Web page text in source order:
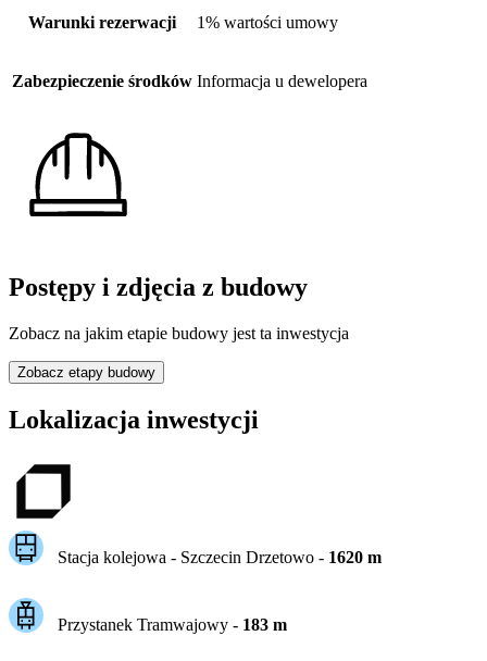
Warunki rezerwacji 1% wartości umowy
Zabezpieczenie środków Informacja u dewelopera
Postępy i zdjęcia z budowy
Zobacz na jakim etapie budowy jest ta inwestycja
Zobacz etapy budowy
Lokalizacja inwestycji
Stacja kolejowa - Szczecin Drzetowo- 1620m
Przystanek Tramwajowy - 183m